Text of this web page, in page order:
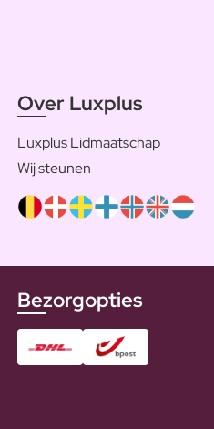
Over Luxplus
Luxplus Lidmaatschap
Wij steunen
Bezorgopties